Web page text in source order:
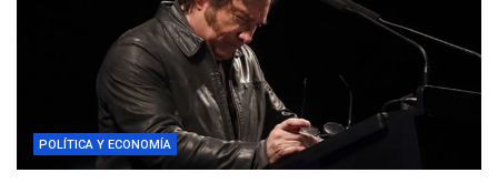
POLÍTICA Y ECONOMÍA